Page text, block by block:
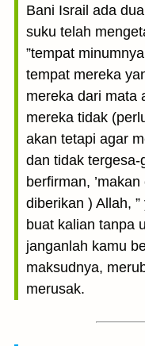
Bani Israil ada
suku telah
”tempat
tempat mereka
mereka dari mata
mereka tidak
akan tetapi agar
dan tidak tergesa-
berfirman,
diberikan ) Allah,
buat kalian tanpa
janganlah kamu
maksudnya,
merusak.